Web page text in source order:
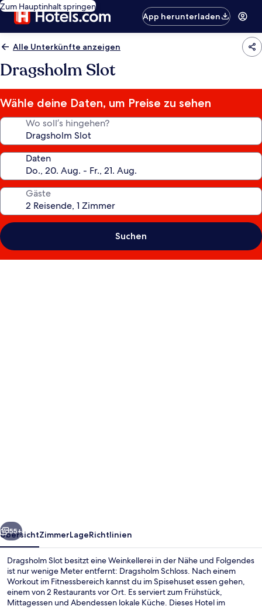
Zum Hauptinhalt springen
App herunterladen
Alle Unterkünfte anzeigen
Dragsholm Slot
Wähle deine Daten, um Preise zu sehen
Wo soll’s hingehen?
Daten
Gäste
Suchen
Weiter
55+
ÜbersichtZimmerLageRichtlinien
Dragsholm Slot besitzt eine Weinkellerei in der Nähe und Folgendes
ist nur wenige Meter entfernt: Dragsholm Schloss. Nach einem
Workout im Fitnessbereich kannst du im Spisehuset essen gehen,
einem von 2 Restaurants vor Ort. Es serviert zum Frühstück,
Mittagessen und Abendessen lokale Küche. Dieses Hotel im